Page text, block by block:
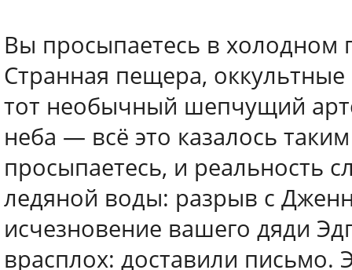
Вы просыпаетесь в холодном
Странная пещера,
тот необычный шепчущий
неба — всё это казалось
просыпаетесь, и реальность
ледяной воды: разрыв с
исчезновение вашего дяди
врасплох: доставили письмо.